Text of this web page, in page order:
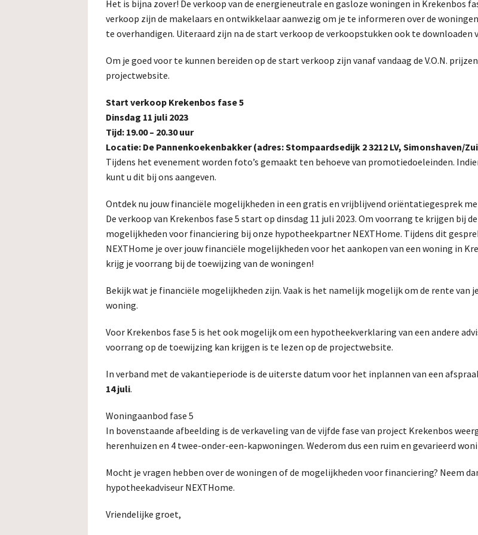
Het is bijna zover! De verkoop van de energieneutrale en gasloze woningen in Krekenbos
verkoop zijn de makelaars en ontwikkelaar aanwezig om je te informeren over de
te overhandigen. Uiteraard zijn na de start verkoop de verkoopstukken ook te downloaden
Om je goed voor te kunnen bereiden op de start verkoop zijn vanaf vandaag de V.O.N.
projectwebsite.
Start verkoop Krekenbos fase 5
Dinsdag 11 juli 2023
Tijd: 19.00 – 20.30 uur
Locatie: De Pannenkoekenbakker (adres: Stompaardsedijk 2 3212 LV, Simonshaven/
Tijdens het evenement worden foto’s gemaakt ten behoeve van promotiedoeleinden.
kunt u dit bij ons aangeven.
Ontdek nu jouw financiële mogelijkheden in een gratis en vrijblijvend oriëntatiegesprek
De verkoop van Krekenbos fase 5 start op dinsdag 11 juli 2023. Om voorrang te krijgen bij
mogelijkheden voor financiering bij onze hypotheekpartner NEXTHome. Tijdens dit
NEXTHome je over jouw financiële mogelijkheden voor het aankopen van een woning in
krijg je voorrang bij de toewijzing van de woningen!
Bekijk wat je financiële mogelijkheden zijn. Vaak is het namelijk mogelijk om de rente van
woning.
Voor Krekenbos fase 5 is het ook mogelijk om een hypotheekverklaring van een andere
voorrang op de toewijzing kan krijgen is te lezen op de projectwebsite.
In verband met de vakantieperiode is de uiterste datum voor het inplannen van een
14 juli.
Woningaanbod fase 5
In bovenstaande afbeelding is de verkaveling van de vijfde fase van project Krekenbos
herenhuizen en 4 twee-onder-een-kapwoningen. Wederom dus een ruim en gevarieerd
Mocht je vragen hebben over de woningen of de mogelijkheden voor financiering? Neem
hypotheekadviseur NEXTHome.
Vriendelijke groet,